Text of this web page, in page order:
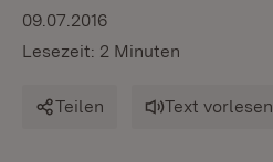
09.07.2016
Lesezeit: 2 Minuten
Teilen Text vorlesen